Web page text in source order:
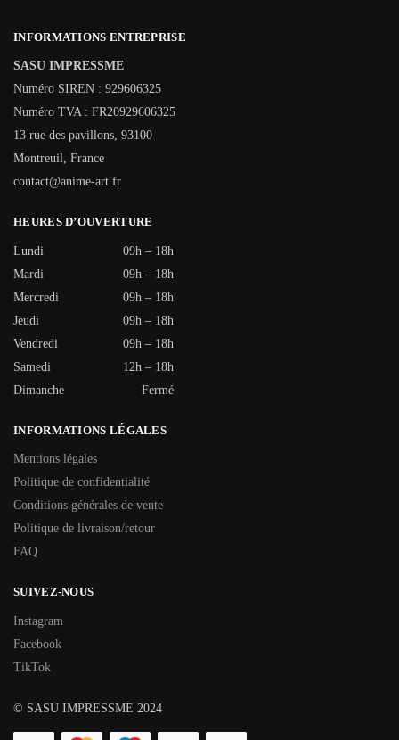
INFORMATIONS ENTREPRISE
SASU IMPRESSME
Numéro SIREN : 929606325
Numéro TVA : FR20929606325
13 rue des pavillons, 93100
Montreuil, France
contact@anime-art.fr
HEURES D’OUVERTURE
Lundi
09h – 18h
Mardi
09h – 18h
Mercredi
09h – 18h
Jeudi
09h – 18h
Vendredi
09h – 18h
Samedi
12h – 18h
Dimanche
Fermé
INFORMATIONS LÉGALES
Mentions légales
Politique de confidentialité
Conditions générales de vente
Politique de livraison/retour
FAQ
SUIVEZ-NOUS
Instagram
Facebook
TikTok
© SASU IMPRESSME 2024